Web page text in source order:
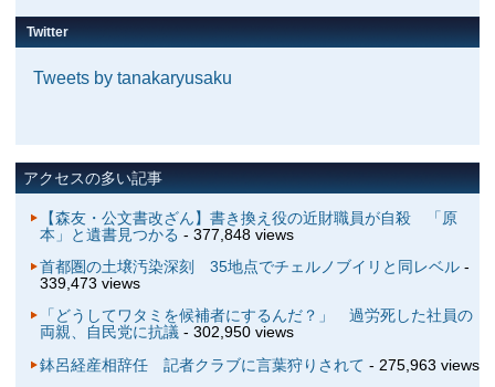
Twitter
Tweets by tanakaryusaku
アクセスの多い記事
【森友・公文書改ざん】書き換え役の近財職員が自殺 「原
本」と遺書見つかる - 377,848 views
首都圏の土壌汚染深刻 35地点でチェルノブイリと同レベル-
339,473 views
「どうしてワタミを候補者にするんだ？」 過労死した社員の
両親、自民党に抗議- 302,950 views
鉢呂経産相辞任 記者クラブに言葉狩りされて - 275,963 views